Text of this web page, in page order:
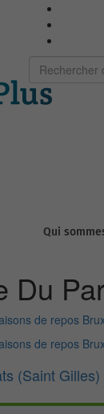
Qui
Du
de repos
de repos
(Saint Gilles)